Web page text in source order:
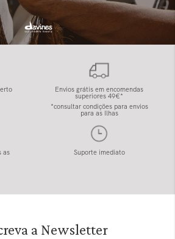
Envios grátis em encomendas
superiores 49€*
*consultar condições para envios
para as Ilhas
as Suporte imediato
a Newsletter